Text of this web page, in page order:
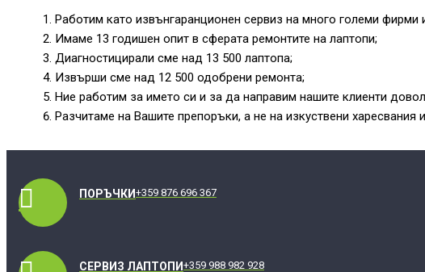
Работим като извънгаранционен сервиз на много големи фирми
Имаме 13 годишен опит в сферата ремонтите на лаптопи;
Диагностицирали сме над 13 500 лаптопа;
Извърши сме над 12 500 одобрени ремонта;
Ние работим за името си и за да направим нашите клиенти
Разчитаме на Вашите препоръки, а не на изкуствени харесвания
ПОРЪЧКИ +359 876 696 367
СЕРВИЗ ЛАПТОПИ +359 988 982 928